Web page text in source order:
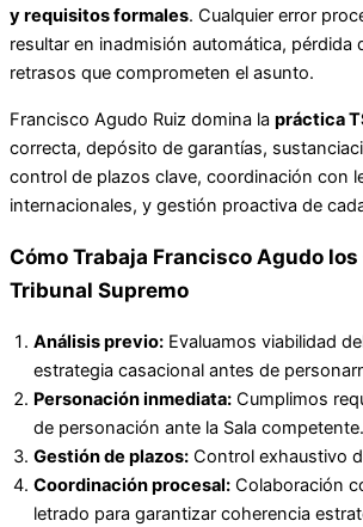
y requisitos formales. Cualquier error
resultar en inadmisión automática, pérdida
retrasos que comprometen el asunto.
Francisco Agudo Ruiz domina la práctica
correcta, depósito de garantías,
control de plazos clave, coordinación con
internacionales, y gestión proactiva de
Cómo Trabaja Francisco Agudo
Tribunal Supremo
Análisis previo: Evaluamos viabilidad
estrategia casacional antes de
Personación inmediata: Cumplimos
de personación ante la Sala competente.
Gestión de plazos: Control exhaustivo
Coordinación procesal: Colaboración
letrado para garantizar coherencia